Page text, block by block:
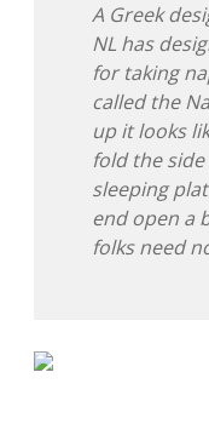
A Greek
NL has
for taking
called the
up it looks
fold the
sleeping
end open a
folks need